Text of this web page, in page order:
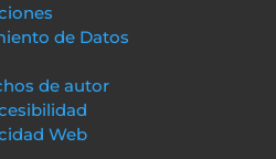
de Datos
de autor
Web